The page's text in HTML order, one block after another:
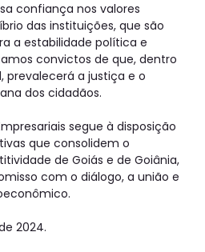
confiança nos valores
das instituições, que são
a estabilidade política e
convictos de que, dentro
prevalecerá a justiça e o
dos cidadãos.
segue à disposição
que consolidem o
de Goiás e de Goiânia,
com o diálogo, a união e
2024.